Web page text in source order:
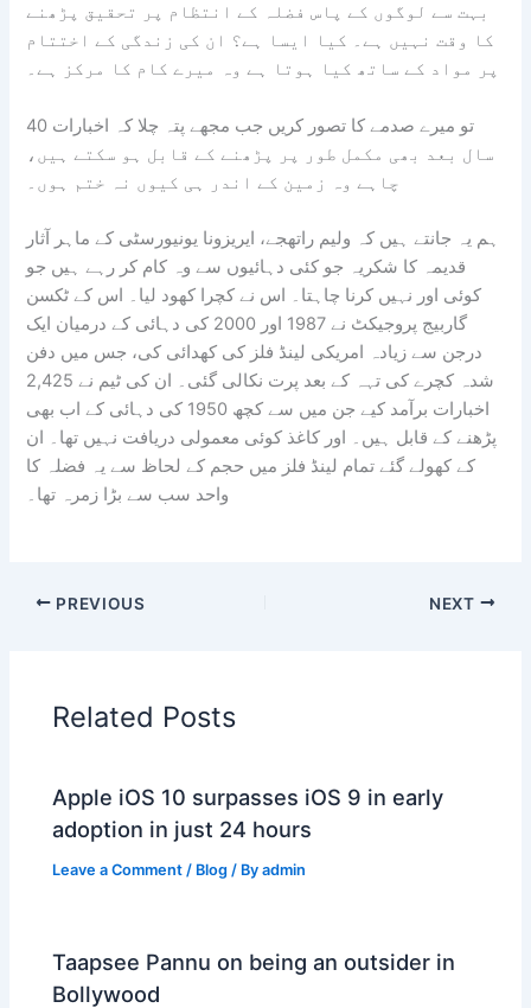
بہت سے لوگوں کے پاس فضلہ کے انتظام پر تحقیق پڑھنے
کا وقت نہیں ہے۔ کیا ایسا ہے؟ ان کی زندگی کے اختتام
پر مواد کے ساتھ کیا ہوتا ہے وہ میرے کام کا مرکز ہے۔
تو میرے صدمے کا تصور کریں جب مجھے پتہ چلا کہ اخبارات 40
سال بعد بھی مکمل طور پر پڑھنے کے قابل ہو سکتے ہیں،
چاہے وہ زمین کے اندر ہی کیوں نہ ختم ہوں۔
ہم یہ جانتے ہیں کہ ولیم راتھجے، ایریزونا یونیورسٹی کے ماہر آثار
قدیمہ کا شکریہ جو کئی دہائیوں سے وہ کام کر رہے ہیں جو
کوئی اور نہیں کرنا چاہتا۔ اس نے کچرا کھود لیا۔ اس کے ٹکسن
گاربیج پروجیکٹ نے 1987 اور 2000 کی دہائی کے درمیان ایک
درجن سے زیادہ امریکی لینڈ فلز کی کھدائی کی، جس میں دفن
شدہ کچرے کی تہہ کے بعد پرت نکالی گئی۔ ان کی ٹیم نے 2,425
اخبارات برآمد کیے جن میں سے کچھ 1950 کی دہائی کے اب بھی
پڑھنے کے قابل ہیں۔ اور کاغذ کوئی معمولی دریافت نہیں تھا۔ ان
کے کھولے گئے تمام لینڈ فلز میں حجم کے لحاظ سے یہ فضلہ کا
واحد سب سے بڑا زمرہ تھا۔
PREVIOUS NEXT
Related Posts
Apple iOS 10 surpasses iOS 9 in early
adoption in just 24 hours
Leave a Comment / Blog / Byadmin
Taapsee Pannu on being an outsider in
Bollywood